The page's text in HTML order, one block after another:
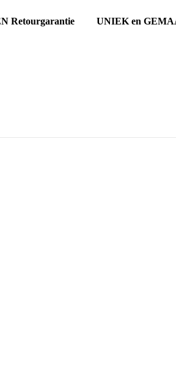
Retourgarantie UNIEK en